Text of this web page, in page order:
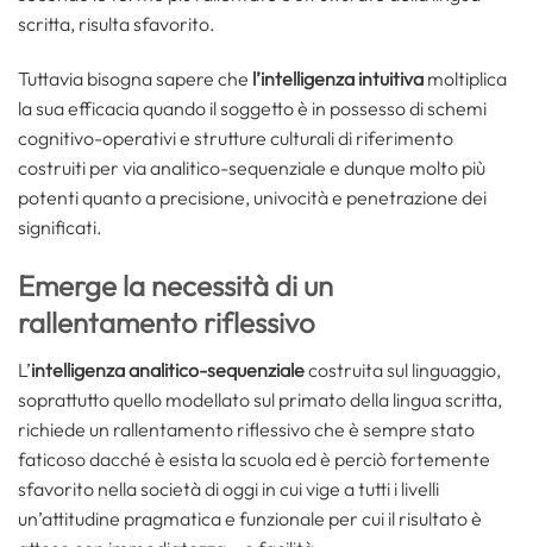
scritta, risulta sfavorito.
Tuttavia bisogna sapere che l’intelligenza intuitiva moltiplica
la sua efficacia quando il soggetto è in possesso di schemi
cognitivo-operativi e strutture culturali di riferimento
costruiti per via analitico-sequenziale e dunque molto più
potenti quanto a precisione, univocità e penetrazione dei
significati.
Emerge la necessità di un
rallentamento riflessivo
L’intelligenza analitico-sequenzialecostruita sul linguaggio,
soprattutto quello modellato sul primato della lingua scritta,
richiede un rallentamento riflessivo che è sempre stato
faticoso dacché è esista la scuola ed è perciò fortemente
sfavorito nella società di oggi in cui vige a tutti i livelli
un’attitudine pragmatica e funzionale per cui il risultato è